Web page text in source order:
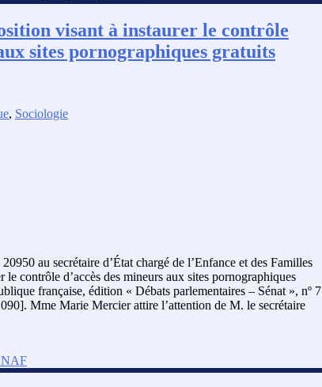
visant à instaurer le contrôle
sites pornographiques gratuits
, Sociologie
au secrétaire d’État chargé de l’Enfance et des Familles
contrôle d’accès des mineurs aux sites pornographiques
française, édition « Débats parlementaires – Sénat », nº 7
Mme Marie Mercier attire l’attention de M. le secrétaire